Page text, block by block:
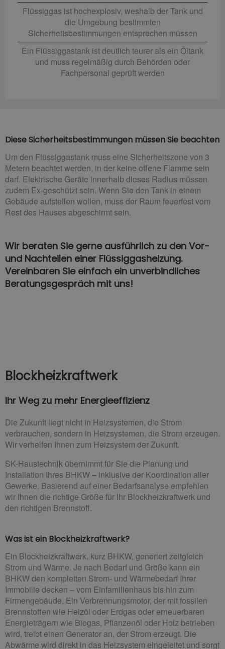
Flüssiggas ist hochexplosiv, weshalb der Tank und
die Umgebung bestimmten
Sicherheitsbestimmungen entsprechen müssen
Ein Flüssiggastank ist deutlich teurer als ein Öltank
und muss regelmäßig durch Behörden oder
Fachpersonal geprüft werden
Diese Sicherheitsbestimmungen müssen Sie beachten
Um den Flüssiggastank muss eine Sicherheitszone von 3
Metern beachtet werden, in der keine offene Flamme sein
darf. Elektrische Geräte innerhalb dieses Radius müssen
zudem Ex-geschützt sein. Wenn Sie den Tank in einem
Gebäude aufstellen wollen, muss der Raum feuerfest vom
Rest des Hauses abgeschirmt sein.
Wir beraten Sie gerne ausführlich zu den Vor-
und Nachteilen einer Flüssiggasheizung.
Vereinbaren Sie einfach ein unverbindliches
Beratungsgespräch mit uns!
Blockheizkraftwerk
Ihr Weg zu mehr Energieeffizienz
Die Zukunft liegt nicht in Heizsystemen, die Strom
verbrauchen, sondern in Heizsystemen, die Strom erzeugen.
Wir verhelfen Ihnen zum Heizsystem der Zukunft.
SK-Haustechnik übernimmt für Sie die Planung und
Installation Ihres BHKW – inklusive der Koordination aller
Gewerke. Basierend auf einer Bedarfsanalyse empfehlen
wir Ihnen die richtige Größe für Ihr Blockheizkraftwerk und
den richtigen Brennstoff.
Was ist ein Blockheizkraftwerk?
Ein Blockheizkraftwerk, kurz BHKW, generiert zeitgleich
Strom und Wärme. Je nach Bedarf und Größe kann ein
BHKW den kompletten Strom- und Wärmebedarf Ihrer
Immobilie decken – vom Einfamilienhaus bis hin zum
Firmengebäude. Ein Verbrennungsmotor, der mit fossilen
Brennstoffen wie Heizöl oder Erdgas oder erneuerbaren
Energieträgern wie Biogas, Pflanzenöl oder Holz betrieben
wird, treibt einen Generator an, der Strom erzeugt. Die
Abwärme wird direkt in das Heizsystem eingeleitet und sorgt